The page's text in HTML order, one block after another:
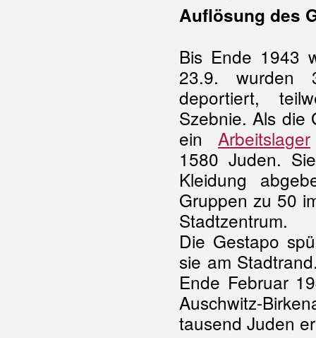
Auflösung des
Bis Ende 1943
23.9. wurden
deportiert,
Szebnie. Als die
ein Arbeitslager
1580 Juden.
Kleidung
Gruppen zu 50
Stadtzentrum.
Die Gestapo
sie am
Ende Februar
Auschwitz-
tausend Juden